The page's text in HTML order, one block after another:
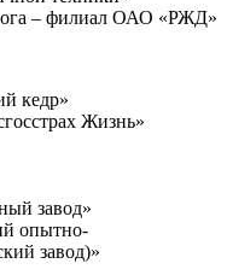
– филиал ОАО «РЖД»
кедр»
Жизнь»
завод»
опытно-
завод)»